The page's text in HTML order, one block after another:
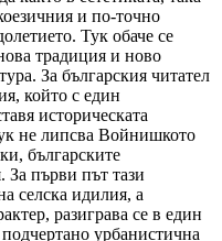
и по-точно
Тук обаче се
традиция и ново
За българския читател
който с един
историческата
не липсва Войнишкото
българските
първи път тази
селска идилия, а
разиграва се в един
урбанистична